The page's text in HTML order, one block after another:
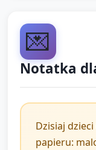
robiliśmy:
dodatki".
wyrazy).
💌
Notatka
Dzisiaj
papieru: